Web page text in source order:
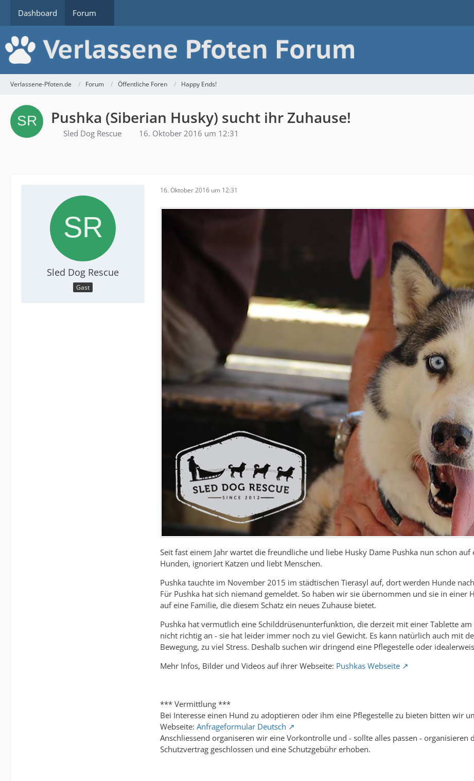
Dashboard Forum
Verlassene-Pfoten.de Forum Öffentliche Foren Happy Ends!
Pushka (Siberian Husky) sucht ihr Zuhause!
Sled Dog Rescue 16. Oktober 2016 um 12:31
Sled Dog Rescue
Gast
16. Oktober 2016 um 12:31
Seit fast einem Jahr wartet die freundliche und liebe Husky Dame Pushka nun schon
Hunden, ignoriert Katzen und liebt Menschen.
Pushka tauchte im November 2015 im städtischen Tierasyl auf, dort werden Hunde
Für Pushka hat sich niemand gemeldet. So haben wir sie übernommen und sie in
auf eine Familie, die diesem Schatz ein neues Zuhause bietet.
Pushka hat vermutlich eine Schilddrüsenunterfunktion, die derzeit mit einer Tablette
nicht richtig an - sie hat leider immer noch zu viel Gewicht. Es kann natürlich auch mit
Bewegung, zu viel Stress. Deshalb suchen wir dringend eine Pflegestelle oder
Mehr Infos, Bilder und Videos auf ihrer Webseite: Pushkas Webseite
*** Vermittlung ***
Bei Interesse einen Hund zu adoptieren oder ihm eine Pflegestelle zu bieten bitten wir
Webseite: Anfrageformular Deutsch
Anschliessend organiseren wir eine Vorkontrolle und - sollte alles passen - organisieren
Schutzvertrag geschlossen und eine Schutzgebühr erhoben.